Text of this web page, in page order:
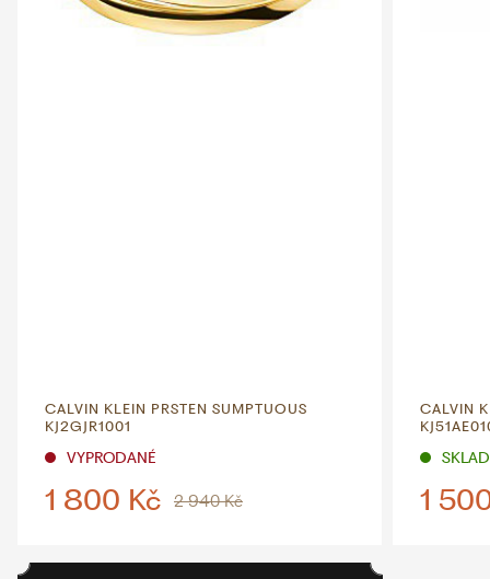
CALVIN KLEIN PRSTEN SUMPTUOUS
KJ2GJR1001
VYPRODANÉ
1 800 Kč 2 940 Kč
CALVIN
1